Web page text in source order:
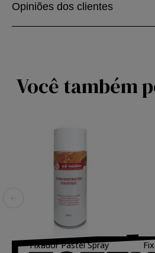
Opiniões dos clientes
Você também
Fixador Pastel Spray